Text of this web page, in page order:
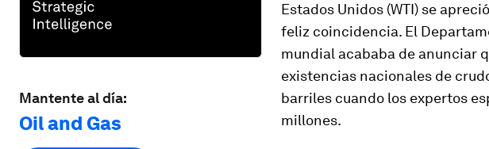
Mantente al día:
Oil and Gas
Estados Unidos (WTI) se
feliz coincidencia. El
mundial acababa de anunciar
existencias nacionales de
barriles cuando los expertos
millones.